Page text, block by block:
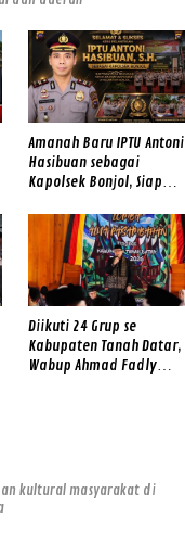
Amanah Baru IPTU Antoni
Hasibuan sebagai
Kapolsek Bonjol, Siap
Kamtibmas di Tengah
Masyarakat
Diikuti 24 Grup se
Kabupaten Tanah Datar,
Wabup Ahmad Fadly
kultural masyarakat di